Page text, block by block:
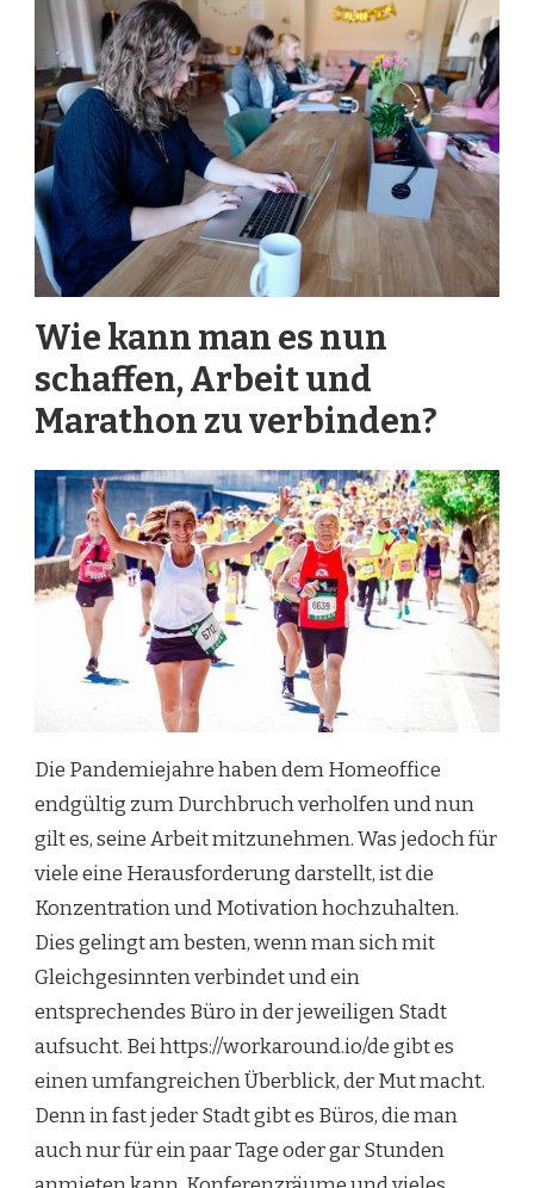
Wie kann man es nun
schaffen, Arbeit und
Marathon zu verbinden?
Die Pandemiejahre haben dem Homeoffice
endgültig zum Durchbruch verholfen und nun
gilt es, seine Arbeit mitzunehmen. Was jedoch für
viele eine Herausforderung darstellt, ist die
Konzentration und Motivation hochzuhalten.
Dies gelingt am besten, wenn man sich mit
Gleichgesinnten verbindet und ein
entsprechendes Büro in der jeweiligen Stadt
aufsucht. Bei https://workaround.io/de gibt es
einen umfangreichen Überblick, der Mut macht.
Denn in fast jeder Stadt gibt es Büros, die man
auch nur für ein paar Tage oder gar Stunden